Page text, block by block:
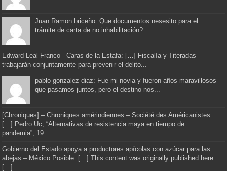
Juan Ramon briceño: Que documentos nesesito para el
trámite de carta de no inhabilitación?...
Edward Leal Franco - Caras de la Estafa: […] Fiscalía y Titeradas
trabajarán conjuntamente para prevenir el delito...
pablo gonzalez diaz: Fue mi novia y fueron años maravillosos
que pasamos juntos, pero el destino nos...
[Chroniques] – Chroniques amérindiennes – Société des Américanistes:
[…] Pedro Uc, “Alternativas de resistencia maya en tiempo de
pandemia”, 19...
Gobierno del Estado apoya a productores apícolas con azúcar para las
abejas – México Posible: […] This content was originally published here.
[…]...